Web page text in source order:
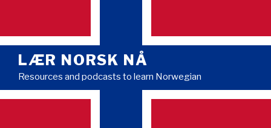
content
LÆR NORSK NÅ
Resources and podcasts to learn Norwegian